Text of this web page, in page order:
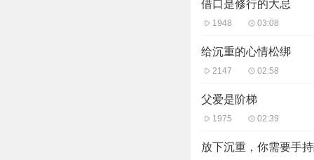
借口是修行的大忌
1948 03:08
给沉重的心情松绑
2147 02:58
父爱是阶梯
1975 02:39
放下沉重，你需要手